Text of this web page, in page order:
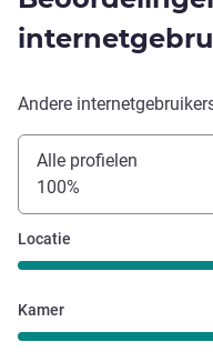
Andere
Alle profielen
100%
Locatie
Kamer